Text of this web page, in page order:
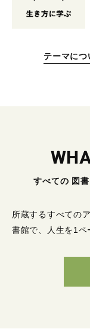
テーマにつ
すべての 図書
所蔵するすべての
書館で、人生を1ペ